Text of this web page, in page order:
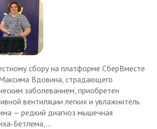
сбору на платформе СберВместе
Вдовина, страдающего
заболеванием, приобретен
вентиляции легких и увлажнитель
— редкий диагноз мышечная
Бетлема,...